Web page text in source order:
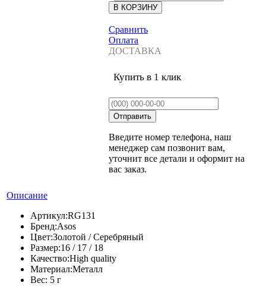
Сравнить
Оплата
ДОСТАВКА
Купить в 1 клик
Введите номер телефона, наш
менеджер сам позвонит вам,
уточнит все детали и оформит на
вас заказ.
Описание
Артикул:RG131
Бренд:Asos
Цвет:Золотой / Серебряный
Размер:16 / 17 / 18
Качество:High quality
Материал:Металл
Вес: 5 г